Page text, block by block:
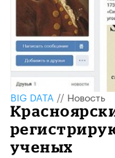
BIG DATA // Новость
ученых